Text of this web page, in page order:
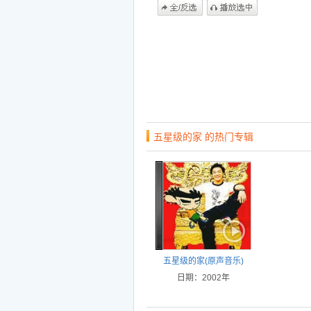
五星级的家 的热门专辑
五星级的家(原声音乐)
日期：2002年